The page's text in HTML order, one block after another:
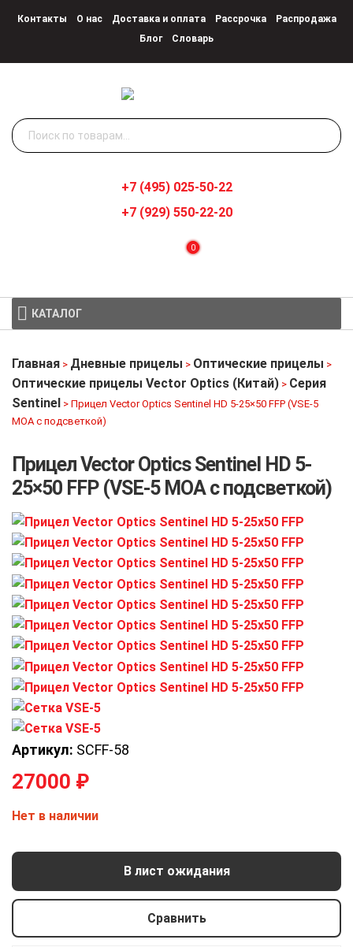
Контакты О нас Доставка и оплата Рассрочка
Распродажа
Блог
Словарь
Искать:
0
+7 (495) 025-50-22
+7 (929) 550-22-20
КАТАЛОГ
Главная > Дневные прицелы > Оптические прицелы >
Оптические прицелы Vector Optics (Китай) > Серия
Sentinel > Прицел Vector Optics Sentinel HD 5-25×50 FFP (VSE-5
MOA с подсветкой)
Прицел Vector Optics Sentinel HD 5-
25×50 FFP (VSE-5 MOA с подсветкой)
Артикул: SCFF-58
27000 ₽
Нет в наличии
В лист ожидания
Сравнить